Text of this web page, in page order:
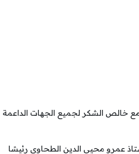
خالص الشكر لجميع الجهات الداعمة
عمرو محيي الدين الطحاوي رئيسًا